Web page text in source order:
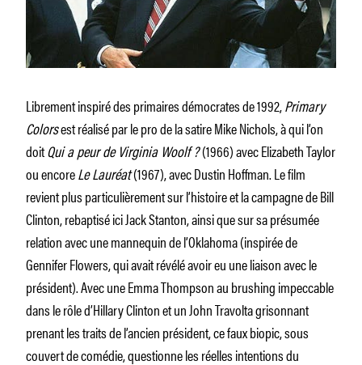
Librement inspiré des primaires démocrates de 1992,Primary
Colorsest réalisé par le pro de la satire Mike Nichols, à qui l’on
doitQui a peur de Virginia Woolf ?(1966) avec Elizabeth Taylor
ou encoreLe Lauréat(1967), avec Dustin Hoffman. Le film
revient plus particulièrement sur l’histoire et la campagne de Bill
Clinton, rebaptisé ici Jack Stanton, ainsi que sur sa présumée
relation avec une mannequin de l’Oklahoma (inspirée de
Gennifer Flowers, qui avait révélé avoir eu une liaison avec le
président). Avec une Emma Thompson au brushing impeccable
dans le rôle d’Hillary Clinton et un John Travolta grisonnant
prenant les traits de l’ancien président, ce faux biopic, sous
couvert de comédie, questionne les réelles intentions du